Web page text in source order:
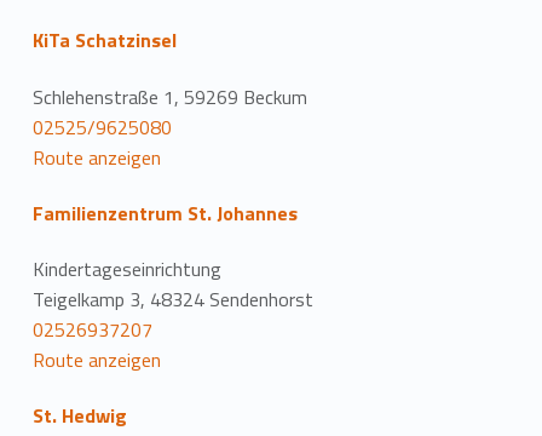
KiTa Schatzinsel
Schlehenstraße 1, 59269 Beckum
02525/9625080
Route anzeigen
Familienzentrum St. Johannes
Kindertageseinrichtung
Teigelkamp 3, 48324 Sendenhorst
02526937207
Route anzeigen
St. Hedwig